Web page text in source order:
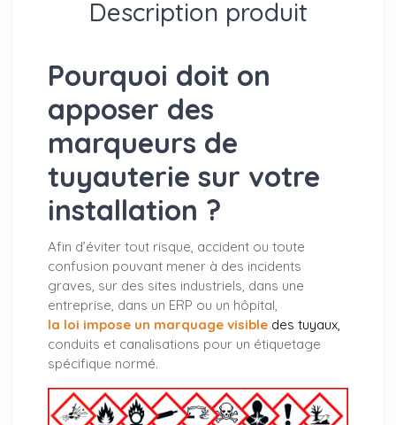
Description produit
Pourquoi doit on
apposer des
marqueurs de
tuyauterie sur votre
installation ?
Afin d’éviter tout risque, accident ou toute
confusion pouvant mener à des incidents
graves, sur des sites industriels, dans une
entreprise, dans un ERP ou un hôpital,
la loi impose un marquage visible des tuyaux,
conduits et canalisations pour un étiquetage
spécifique normé.